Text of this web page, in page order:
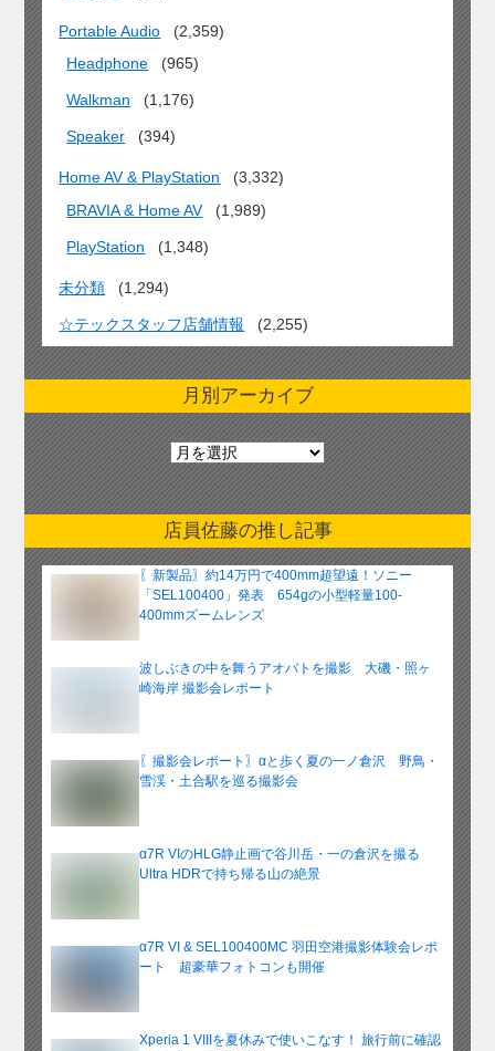
Portable Audio
(2,359)
Headphone
(965)
Walkman (1,176)
Speaker (394)
Home AV & PlayStation
(3,332)
BRAVIA & Home AV
(1,989)
PlayStation (1,348)
未分類 (1,294)
☆テックスタッフ店舗情報 (2,255)
月別アーカイブ
月
別
ア
ー
カ
イ
ブ
店員佐藤の推し記事
〖新製品〗約14万円で400mm超望遠！ソニー
「SEL100400」発表 654gの小型軽量100-
400mmズームレンズ
波しぶきの中を舞うアオバトを撮影 大磯・照ヶ
崎海岸 撮影会レポート
〖撮影会レポート〗αと歩く夏の一ノ倉沢 野鳥・
雪渓・土合駅を巡る撮影会
α7R VIのHLG静止画で谷川岳・一の倉沢を撮る
Ultra HDRで持ち帰る山の絶景
α7R VI & SEL100400MC 羽田空港撮影体験会レポ
ート 超豪華フォトコンも開催
Xperia 1 VIIIを夏休みで使いこなす！ 旅行前に確認